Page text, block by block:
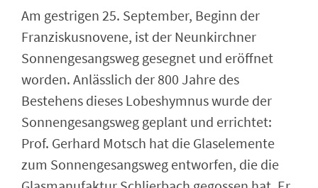
Am gestrigen 25. September, Beginn der
Franziskusnovene, ist der Neunkirchner
Sonnengesangsweg gesegnet und eröffnet
worden. Anlässlich der 800 Jahre des
Bestehens dieses Lobeshymnus wurde der
Sonnengesangsweg geplant und errichtet:
Prof. Gerhard Motsch hat die Glaselemente
zum Sonnengesangsweg entworfen, die die